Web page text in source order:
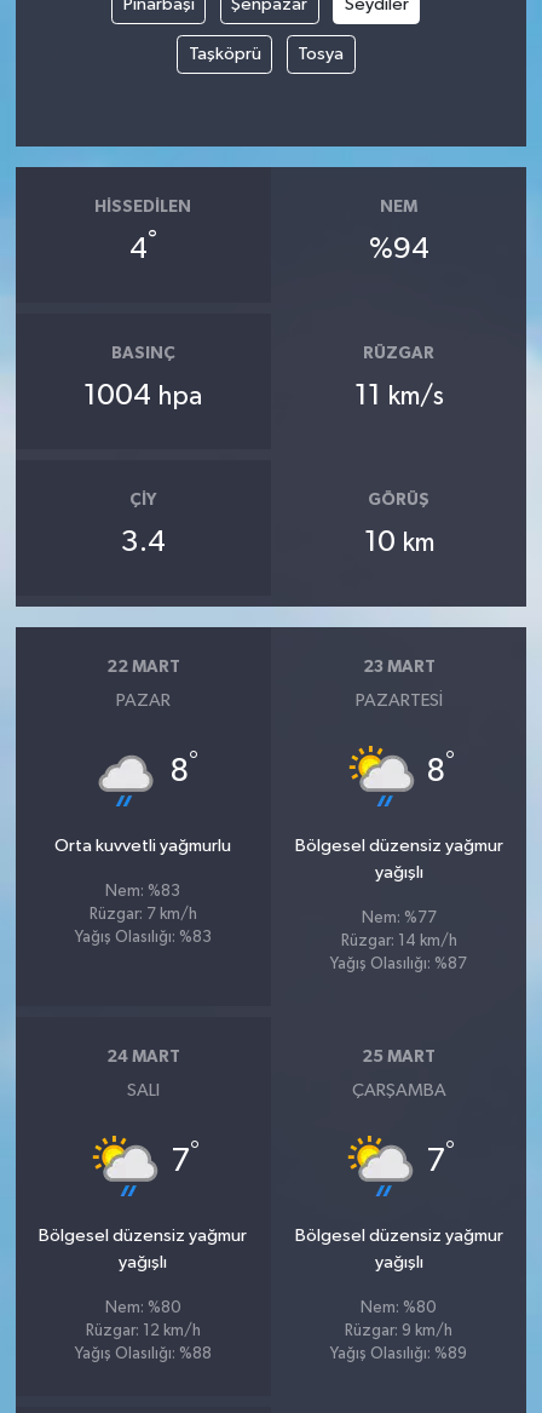
Pınarbaşı Şenpazar Seydiler
Taşköprü Tosya
HISSEDILEN
4°
NEM
%94
BASINÇ
1004 hpa
RÜZGAR
11 km/s
ÇIY
3.4
GÖRÜŞ
10 km
22 MART
PAZAR
8°
Orta kuvvetli yağmurlu
Nem: %83
Rüzgar: 7 km/h
Yağış Olasılığı: %83
23 MART
PAZARTESI
8°
Bölgesel düzensiz yağmur
yağışlı
Nem: %77
Rüzgar: 14 km/h
Yağış Olasılığı: %87
24 MART
SALI
7°
Bölgesel düzensiz yağmur
yağışlı
Nem: %80
Rüzgar: 12 km/h
Yağış Olasılığı: %88
25 MART
ÇARŞAMBA
7°
Bölgesel düzensiz yağmur
yağışlı
Nem: %80
Rüzgar: 9 km/h
Yağış Olasılığı: %89